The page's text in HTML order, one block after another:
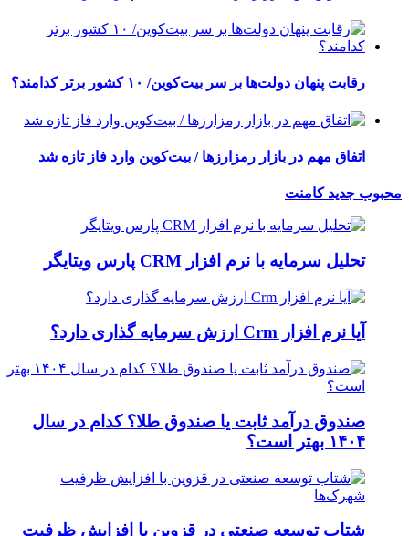
رقابت پنهان دولت‌ها بر سر بیت‌کوین/ ۱۰ کشور برتر کدامند؟
اتفاق مهم در بازار رمزارزها / بیت‌کوین وارد فاز تازه شد
محبوب جدیدکامنت
تحلیل سرمایه با نرم افزار CRM پارس ویتایگر
آیا نرم افزار Crm ارزش سرمایه گذاری دارد؟
صندوق درآمد ثابت یا صندوق طلا؟ کدام در سال
۱۴۰۴ بهتر است؟
شتاب توسعه صنعتی در قزوین با افزایش ظرفیت